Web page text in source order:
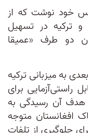
خود نوشت که از
و ترکیه در تسهیل
دو طرف «عمیقا
به میزبانی ترکیه
برای
هدف آن رسیدگی به
افغانستان متوجه